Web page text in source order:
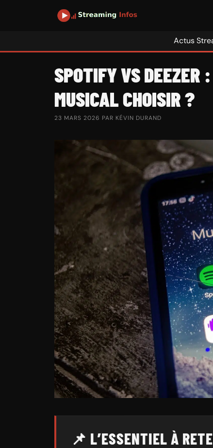
Actus
SPOTIFY VS DEEZER
MUSICAL CHOISIR ?
23 MARS 2026 PAR KÉVIN DURAND
📌 L’ESSENTIEL À